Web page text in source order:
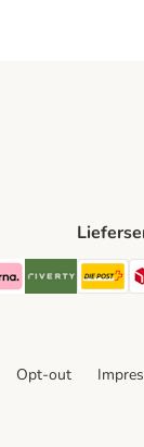
Method
Payment Method
Riverty Payment
Opt-out